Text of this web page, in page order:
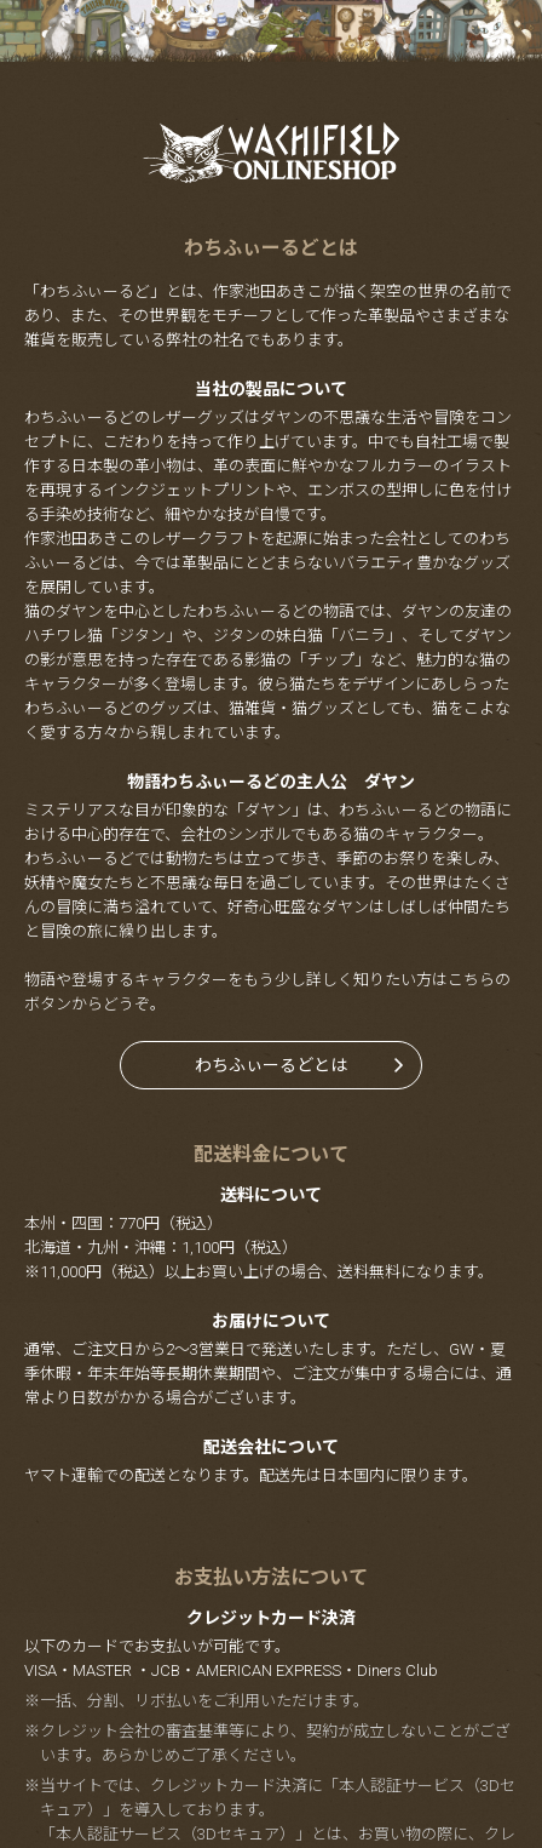
わちふぃーるどとは
「わちふぃーるど」とは、作家池田あきこが描く架空の世界の名前で
あり、また、その世界観をモチーフとして作った革製品やさまざまな
雑貨を販売している弊社の社名でもあります。
当社の製品について
わちふぃーるどのレザーグッズはダヤンの不思議な生活や冒険をコン
セプトに、こだわりを持って作り上げています。中でも自社工場で製
作する日本製の革小物は、革の表面に鮮やかなフルカラーのイラスト
を再現するインクジェットプリントや、エンボスの型押しに色を付け
る手染め技術など、細やかな技が自慢です。
作家池田あきこのレザークラフトを起源に始まった会社としてのわち
ふぃーるどは、今では革製品にとどまらないバラエティ豊かなグッズ
を展開しています。
猫のダヤンを中心としたわちふぃーるどの物語では、ダヤンの友達の
ハチワレ猫「ジタン」や、ジタンの妹白猫「バニラ」、そしてダヤン
の影が意思を持った存在である影猫の「チップ」など、魅力的な猫の
キャラクターが多く登場します。彼ら猫たちをデザインにあしらった
わちふぃーるどのグッズは、猫雑貨・猫グッズとしても、猫をこよな
く愛する方々から親しまれています。
物語わちふぃーるどの主人公 ダヤン
ミステリアスな目が印象的な「ダヤン」は、わちふぃーるどの物語に
おける中心的存在で、会社のシンボルでもある猫のキャラクター。
わちふぃーるどでは動物たちは立って歩き、季節のお祭りを楽しみ、
妖精や魔女たちと不思議な毎日を過ごしています。その世界はたくさ
んの冒険に満ち溢れていて、好奇心旺盛なダヤンはしばしば仲間たち
と冒険の旅に繰り出します。
物語や登場するキャラクターをもう少し詳しく知りたい方はこちらの
ボタンからどうぞ。
わちふぃーるどとは
配送料金について
送料について
本州・四国：770円（税込）
北海道・九州・沖縄：1,100円（税込）
※11,000円（税込）以上お買い上げの場合、送料無料になります。
お届けについて
通常、ご注文日から2～3営業日で発送いたします。ただし、GW・夏
季休暇・年末年始等長期休業期間や、ご注文が集中する場合には、通
常より日数がかかる場合がございます。
配送会社について
ヤマト運輸での配送となります。配送先は日本国内に限ります。
お支払い方法について
クレジットカード決済
以下のカードでお支払いが可能です。
VISA・MASTER ・JCB・AMERICAN EXPRESS・Diners Club
※一括、分割、リボ払いをご利用いただけます。
※クレジット会社の審査基準等により、契約が成立しないことがござ
います。あらかじめご了承ください。
※当サイトでは、クレジットカード決済に「本人認証サービス（3Dセ
キュア）」を導入しております。
「本人認証サービス（3Dセキュア）」とは、お買い物の際に、クレ